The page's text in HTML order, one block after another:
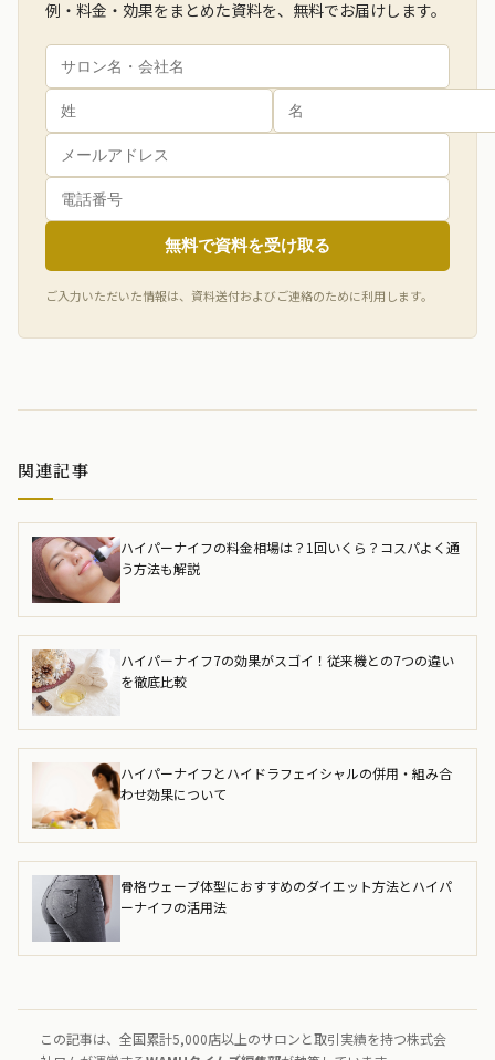
例・料金・効果をまとめた資料を、無料でお届けします。
無料で資料を受け取る
ご入力いただいた情報は、資料送付およびご連絡のために利用します。
関連記事
ハイパーナイフの料金相場は？1回いくら？コスパよく通
う方法も解説
ハイパーナイフ7の効果がスゴイ！従来機との7つの違い
を徹底比較
ハイパーナイフとハイドラフェイシャルの併用・組み合
わせ効果について
骨格ウェーブ体型におすすめのダイエット方法とハイパ
ーナイフの活用法
この記事は、全国累計5,000店以上のサロンと取引実績を持つ株式会